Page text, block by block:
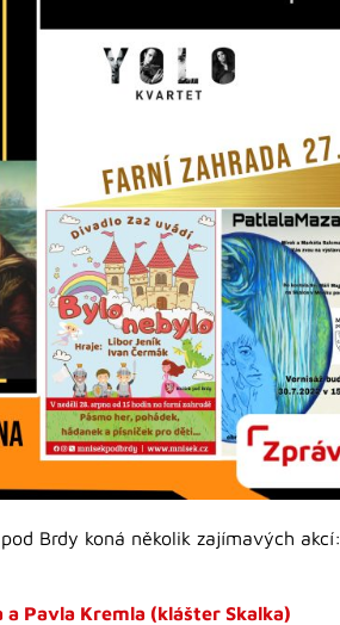
Brdy koná několik zajímavých akcí:
a Pavla Kremla (klášter Skalka)